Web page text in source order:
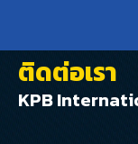
ติดต่อเรา
KPB